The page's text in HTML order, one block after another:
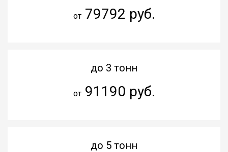
от79792 руб.
до 3 тонн
от91190 руб.
до 5 тонн